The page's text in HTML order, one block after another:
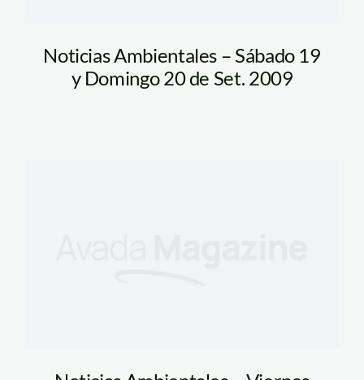
Noticias Ambientales – Sábado 19
y Domingo 20 de Set. 2009